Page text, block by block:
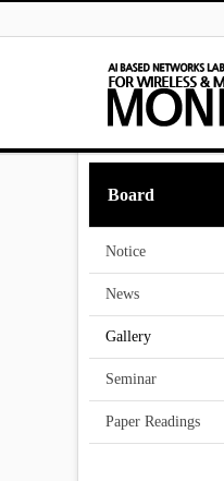
Board
Notice
News
Gallery
Seminar
Paper Readings